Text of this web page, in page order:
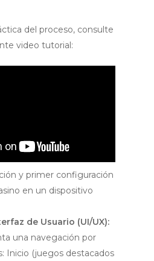
del proceso, consulte
video tutorial:
y primer configuración
en un dispositivo
de Usuario (UI/UX):
una navegación por
Inicio (juegos destacados